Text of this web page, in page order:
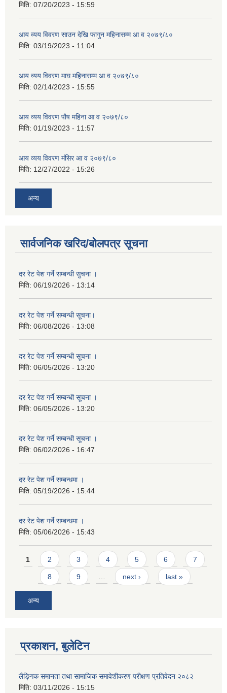
मिति: 07/20/2023 - 15:59
आय व्यय विवरण साउन देखि फागुन महिनासम्म आ व २०७९/८०
मिति: 03/19/2023 - 11:04
आय व्यय विवरण माघ महिनासम्म आ व २०७९/८०
मिति: 02/14/2023 - 15:55
आय व्यय विवरण पौष महिना आ व २०७९/८०
मिति: 01/19/2023 - 11:57
आय व्यय विवरण मंसिर आ व २०७९/८०
मिति: 12/27/2022 - 15:26
अन्य
सार्वजनिक खरिद/बोलपत्र सूचना
दर रेट पेश गर्ने सम्बन्धी सुचना ।
मिति: 06/19/2026 - 13:14
दर रेट पेश गर्ने सम्बन्धी सूचना।
मिति: 06/08/2026 - 13:08
दर रेट पेश गर्ने सम्बन्धी सूचना ।
मिति: 06/05/2026 - 13:20
दर रेट पेश गर्ने सम्बन्धी सूचना ।
मिति: 06/05/2026 - 13:20
दर रेट पेश गर्ने सम्बन्धी सूचना ।
मिति: 06/02/2026 - 16:47
दर रेट पेश गर्ने सम्बन्धमा ।
मिति: 05/19/2026 - 15:44
दर रेट पेश गर्ने सम्बन्धमा ।
मिति: 05/06/2026 - 15:43
Pages
1 2 3 4 5 6 7
8 9 … next › last »
अन्य
प्रकाशन, बुलेटिन
लैङ्गिक समानता तथा सामाजिक समावेशीकरण परीक्षण प्रतिवेदन २०८२
मिति: 03/11/2026 - 15:15